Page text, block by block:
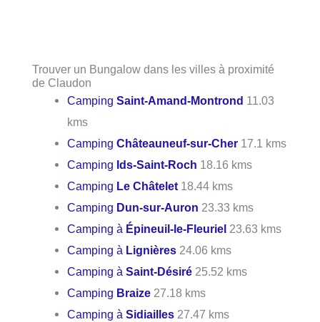
Trouver un Bungalow dans les villes à proximité
de Claudon
CampingSaint-Amand-Montrond 11.03
kms
CampingChâteauneuf-sur-Cher 17.1 kms
Camping Ids-Saint-Roch 18.16 kms
Camping Le Châtelet 18.44 kms
Camping Dun-sur-Auron 23.33 kms
Camping à Épineuil-le-Fleuriel 23.63 kms
Camping à Lignières 24.06 kms
Camping àSaint-Désiré 25.52 kms
Camping Braize 27.18 kms
Camping àSidiailles 27.47 kms